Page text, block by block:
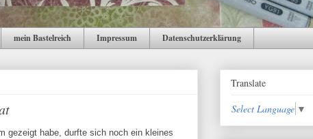
mein Bastelreich Impressum Datenschutzerklärung
gezeigt habe, durfte sich noch ein kleines
Translate
Select Language ▼